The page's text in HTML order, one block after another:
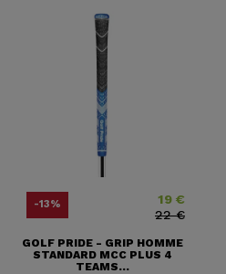
-13% Price19 €
Regular price
22 €
GOLF PRIDE - GRIP HOMME
STANDARD MCC PLUS 4
TEAMS...